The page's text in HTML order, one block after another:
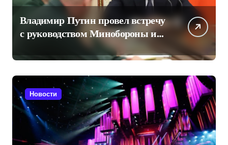
Владимир Путин провел встречу
с руководством Минобороны и
произвел кадровые
перестановки
Новости